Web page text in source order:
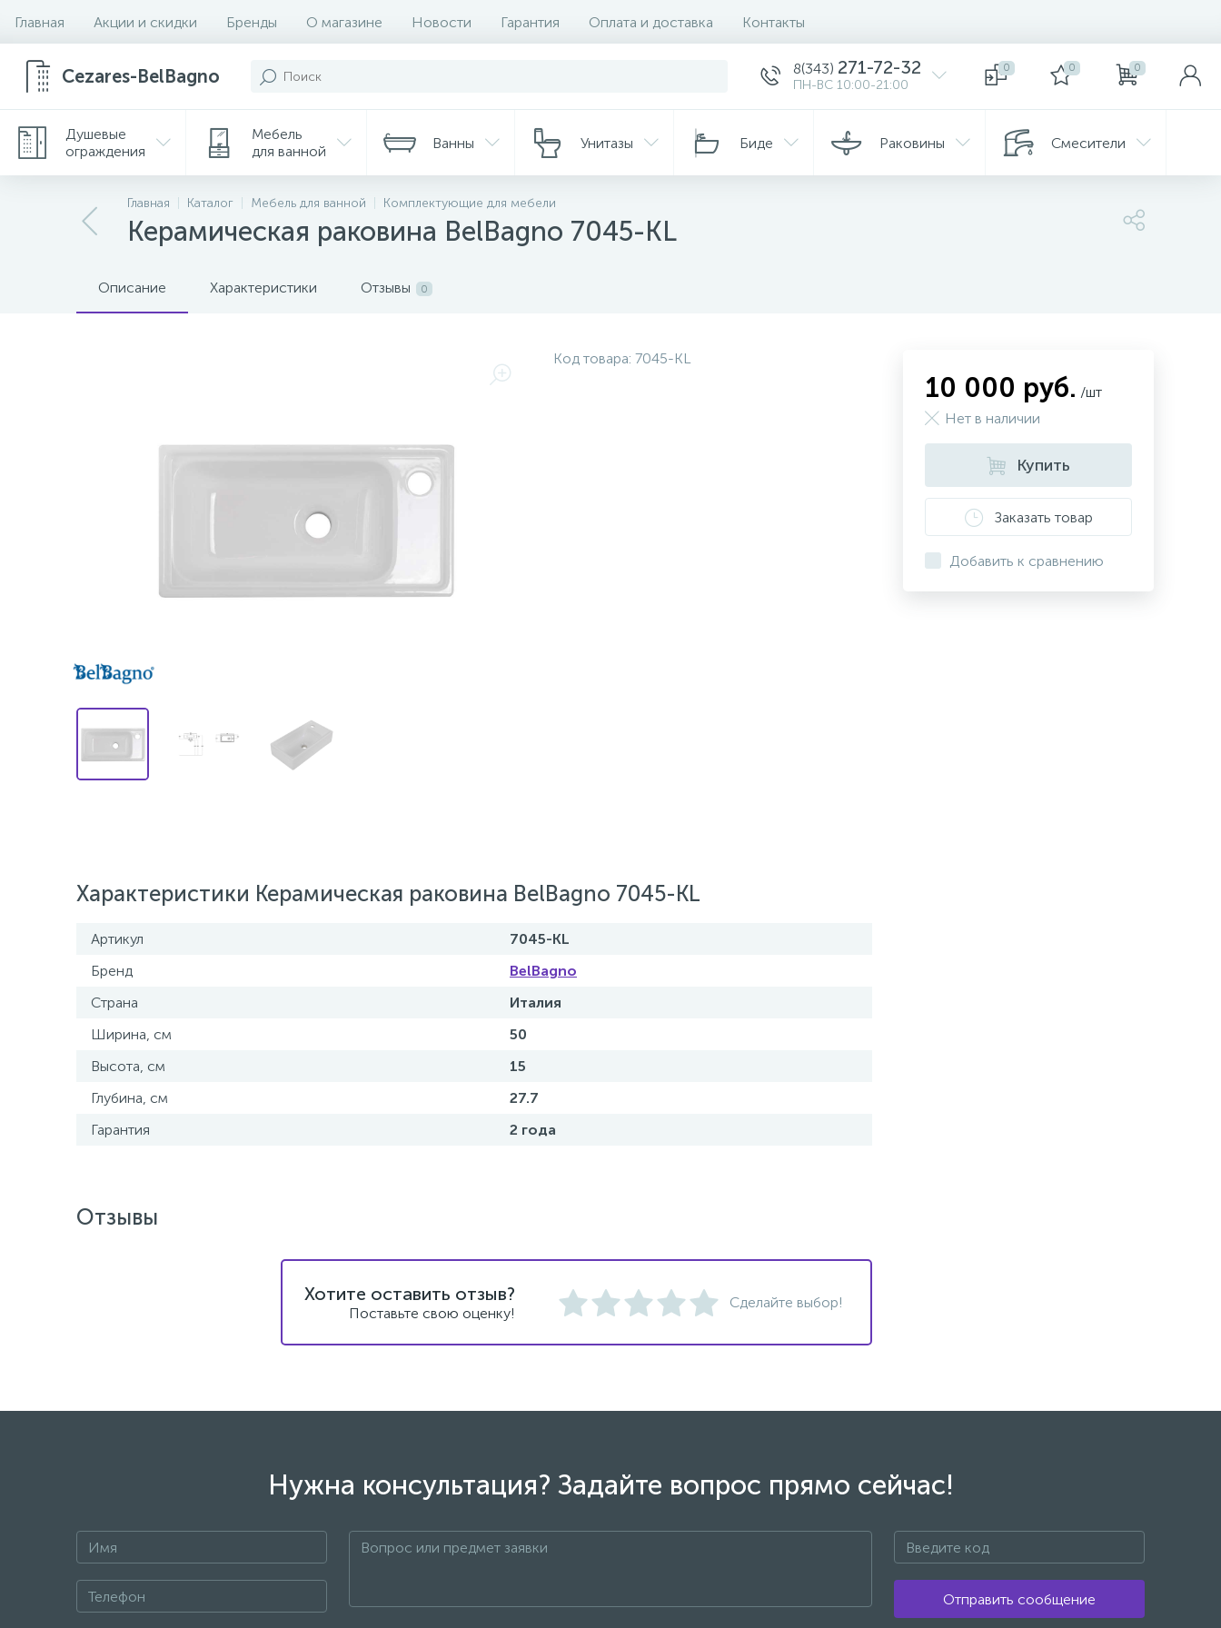
Главная Акции и скидки Бренды О магазине Новости Гарантия Оплата и доставка Контакты
Cezares-BelBagno 8(343) 271-72-32
ПН-ВС 10:00-21:00
0 0 0
Душевые
ограждения
Мебель
для ванной
Ванны Унитазы Биде Раковины Смесители
Главная Каталог Мебель для ванной Комплектующие для мебели
Керамическая раковина BelBagno 7045-KL
Описание Характеристики Отзывы 0
Код товара: 7045-KL
Характеристики Керамическая раковина BelBagno 7045-KL
Артикул
7045-KL
Бренд
BelBagno
Страна
Италия
Ширина, см
50
Высота, см
15
Глубина, см
27.7
Гарантия
2 года
10 000 руб. /шт
Нет в наличии
Купить
Заказать товар
Добавить к сравнению
Отзывы
Хотите оставить отзыв?
Поставьте свою оценку!
Сделайте выбор!
Нужна консультация? Задайте вопрос прямо сейчас!
+7 Отправить сообщение